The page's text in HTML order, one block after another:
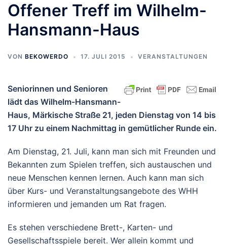
Offener Treff im Wilhelm-
Hansmann-Haus
VON BEKOWERDO 17. JULI 2015 VERANSTALTUNGEN
Seniorinnen und Senioren
lädt das Wilhelm-Hansmann-
Haus, Märkische Straße 21, jeden Dienstag von 14 bis
17 Uhr zu einem Nachmittag in gemütlicher Runde ein.
Am Dienstag, 21. Juli, kann man sich mit Freunden und
Bekannten zum Spielen treffen, sich austauschen und
neue Menschen kennen lernen. Auch kann man sich
über Kurs- und Veranstaltungsangebote des WHH
informieren und jemanden um Rat fragen.
Es stehen verschiedene Brett-, Karten- und
Gesellschaftsspiele bereit. Wer allein kommt und